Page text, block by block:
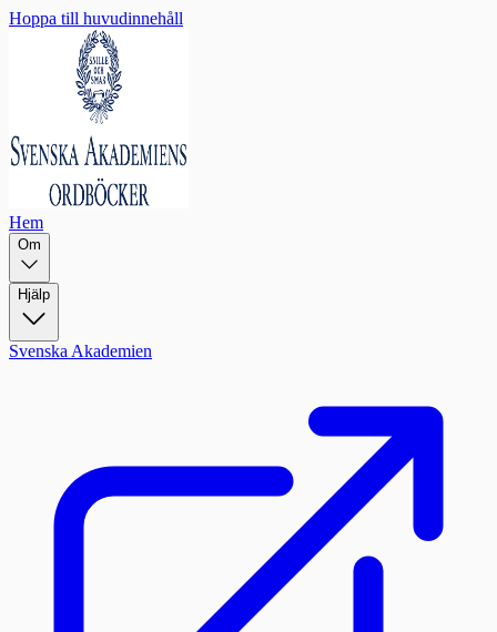
Hoppa till huvudinnehåll
Hem
Om
Hjälp
Svenska Akademien